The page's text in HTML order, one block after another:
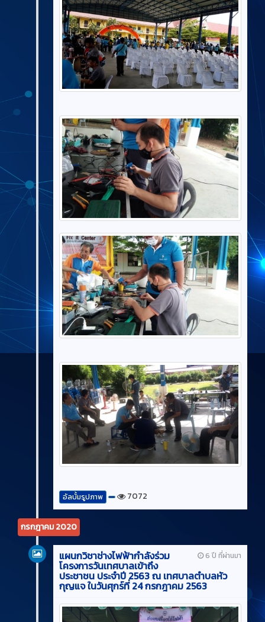
อัลบั้มรูปภาพ 7072
กรกฎาคม 2020
6 ปี ที่ผ่านมา
แผนกวิชาช่างไฟฟ้ากำลังร่วม
โครงการวันเทศบาลเข้าถึง
ประชาชน ประจำปี 2563 ณ เทศบาลตำบลหัว
กุญแจ ในวันศุกร์ที่ 24 กรกฎาคม 2563